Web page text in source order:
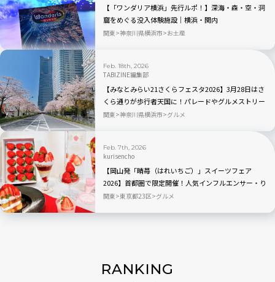
【「ワンダリア横浜」先行ルポ！】深海・森・空・洞
窟をめぐる没入体験施設｜横浜・関内
関東 神奈川県横浜市 お土産
Feb. 18th, 2026
TABIZINE編集部
【みなとみらい21さくらフェスタ2026】3月28日はさ
くら通りが歩行者天国に！パレードやグルメストリー
トなどのイベントも
関東 神奈川県横浜市 グルメ
Feb. 7th, 2026
kurisencho
【岡山発「晴苺（はれいちご）」スイーツフェア
2026】首都圏で限定開催！人気インフルエンサー・り
ーちむさん監修のパフェも登場
関東 東京都23区 グルメ
RANKING